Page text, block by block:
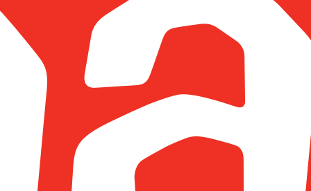
CONTACTOS
geral@northsurge.com
Rua El Rei D.Carlos I, 55
9600-555 Ribeira Grande, Açores
APOIO & SUPORTE
Termos & Condições
Política de privacidade
Política de cookies
Livro de reclamacões
Inspired by azorean waves
© 2026 NORTH SURGE